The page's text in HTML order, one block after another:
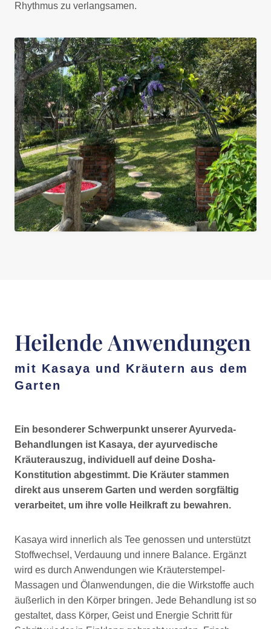
Rhythmus zu verlangsamen.
Heilende Anwendungen
mit Kasaya und Kräutern aus dem
Garten
Ein besonderer Schwerpunkt unserer Ayurveda-
Behandlungen ist Kasaya, der ayurvedische
Kräuterauszug, individuell auf deine Dosha-
Konstitution abgestimmt. Die Kräuter stammen
direkt aus unserem Garten und werden sorgfältig
verarbeitet, um ihre volle Heilkraft zu bewahren.
Kasaya wird innerlich als Tee genossen und unterstützt
Stoffwechsel, Verdauung und innere Balance. Ergänzt
wird es durch Anwendungen wie Kräuterstempel-
Massagen und Ölanwendungen, die die Wirkstoffe auch
äußerlich in den Körper bringen. Jede Behandlung ist so
gestaltet, dass Körper, Geist und Energie Schritt für